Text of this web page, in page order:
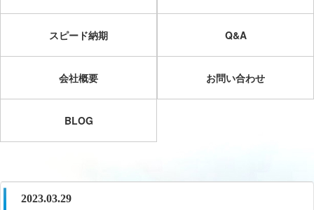
スピード納期 Q&A
会社概要 お問い合わせ
BLOG
2023.03.29